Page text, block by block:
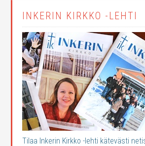
INKERIN KIRKKO -LEHTI
Tilaa Inkerin Kirkko -lehti kätevästi